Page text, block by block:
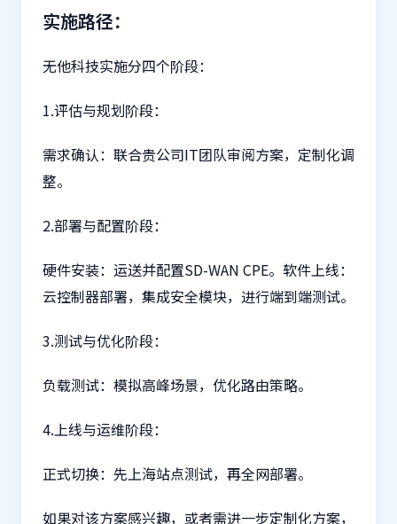
实施路径：
无他科技实施分四个阶段：
1.评估与规划阶段：
需求确认：联合贵公司IT团队审阅方案，定制化调
整。
2.部署与配置阶段：
硬件安装：运送并配置SD-WAN CPE。软件上线：
云控制器部署，集成安全模块，进行端到端测试。
3.测试与优化阶段：
负载测试：模拟高峰场景，优化路由策略。
4.上线与运维阶段：
正式切换：先上海站点测试，再全网部署。
如果对该方案感兴趣，或者需进一步定制化方案，